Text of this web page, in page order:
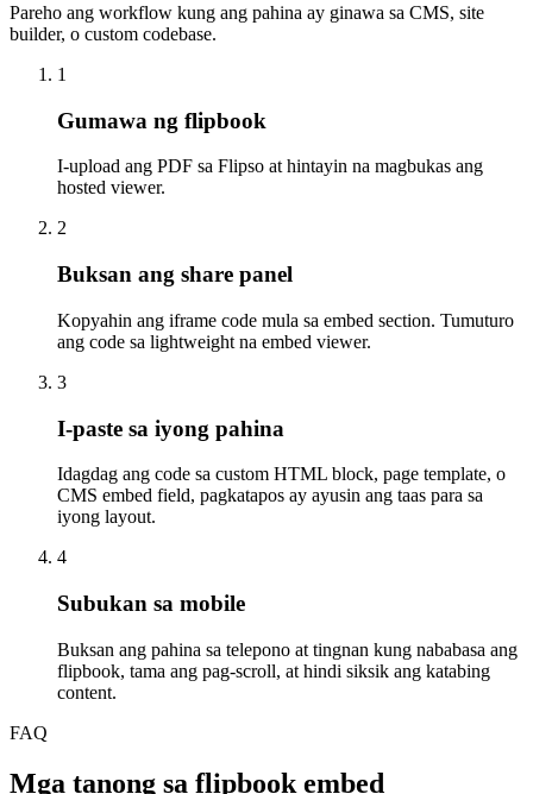
Pareho ang workflow kung ang pahina ay ginawa sa CMS, site
builder, o custom codebase.
1
Gumawa ng flipbook
I-upload ang PDF sa Flipso at hintayin na magbukas ang
hosted viewer.
2
Buksan ang share panel
Kopyahin ang iframe code mula sa embed section. Tumuturo
ang code sa lightweight na embed viewer.
3
I-paste sa iyong pahina
Idagdag ang code sa custom HTML block, page template, o
CMS embed field, pagkatapos ay ayusin ang taas para sa
iyong layout.
4
Subukan sa mobile
Buksan ang pahina sa telepono at tingnan kung nababasa ang
flipbook, tama ang pag-scroll, at hindi siksik ang katabing
content.
FAQ
Mga tanong sa flipbook embed